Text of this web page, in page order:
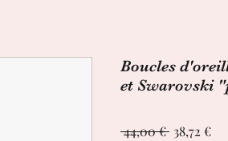
Boucles
et Swarovski
44,00 € Prix
38,72 €Prix